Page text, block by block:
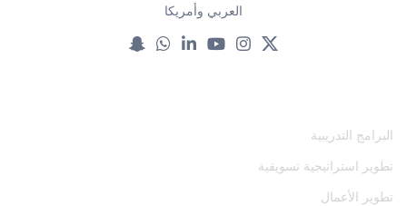
العربي وأمريكا
البرامج التدريبية
تطوير استراتيجية تسويقية
تطوير الأعمال